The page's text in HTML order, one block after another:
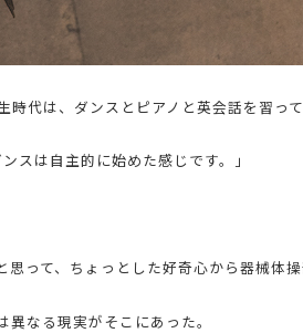
代は、ダンスとピアノと英会話を習って
スは自主的に始めた感じです。」
って、ちょっとした好奇心から器械体操
なる現実がそこにあった。